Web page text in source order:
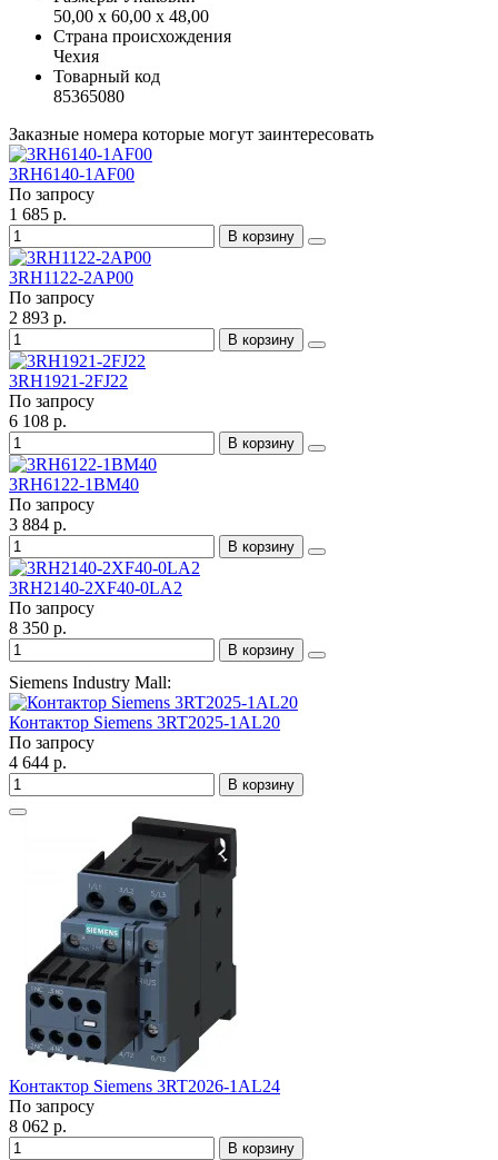
50,00 x 60,00 x 48,00
Страна происхождения
Чехия
Товарный код
85365080
Заказные номера которые могут заинтересовать
3RH6140-1AF00
По запросу
1 685 р.
В корзину
3RH1122-2AP00
По запросу
2 893 р.
В корзину
3RH1921-2FJ22
По запросу
6 108 р.
В корзину
3RH6122-1BM40
По запросу
3 884 р.
В корзину
3RH2140-2XF40-0LA2
По запросу
8 350 р.
В корзину
Siemens Industry Mall:
Контактор Siemens 3RT2025-1AL20
По запросу
4 644 р.
В корзину
Контактор Siemens 3RT2026-1AL24
По запросу
8 062 р.
В корзину